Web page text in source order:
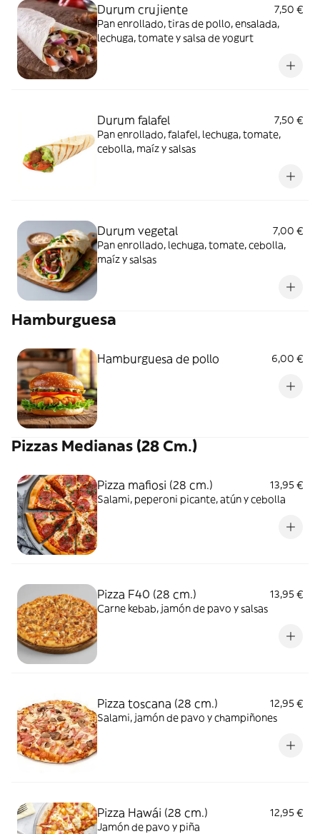
Durum crujiente
7,50 €
Pan enrollado, tiras de pollo, ensalada,
lechuga, tomate y salsa de yogurt
Durum falafel
7,50 €
Pan enrollado, falafel, lechuga, tomate,
cebolla, maíz y salsas
Durum vegetal
7,00 €
Pan enrollado, lechuga, tomate, cebolla,
maíz y salsas
Hamburguesa
Hamburguesa de pollo 6,00 €
Pizzas Medianas (28 Cm.)
Pizza mafiosi (28 cm.)
13,95 €
Salami, peperoni picante, atún y cebolla
Pizza F40 (28 cm.)
13,95 €
Carne kebab, jamón de pavo y salsas
Pizza toscana (28 cm.)
12,95 €
Salami, jamón de pavo y champiñones
Pizza Hawái (28 cm.)
12,95 €
Jamón de pavo y piña